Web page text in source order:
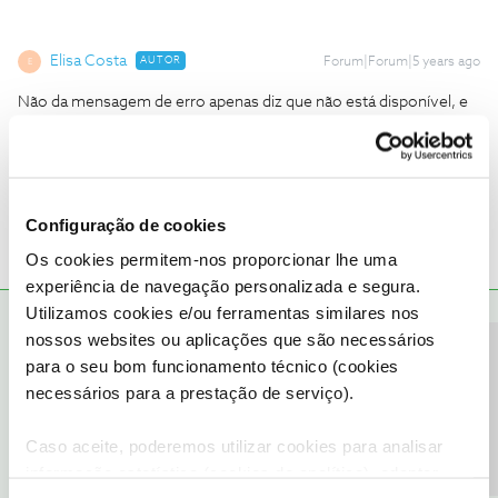
Configuração de cookies
Os cookies permitem-nos proporcionar lhe uma
experiência de navegação personalizada e segura.
Utilizamos cookies e/ou ferramentas similares nos
nossos websites ou aplicações que são necessários
para o seu bom funcionamento técnico (cookies
necessários para a prestação de serviço).
Caso aceite, poderemos utilizar cookies para analisar
E Elisa Costa AUTOR Forum|Forum|5 years ago
Não da mensagem de erro apenas diz que não está disponível, e
aceder a todos os meu canais, incluindo tvcines, no entanto,
@Elisa Costa,
Para que nos seja possível verificar a sua situação, pedimos que
NOS para o@Fórum, por favor.